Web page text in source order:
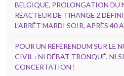
BELGIQUE, PROLONGATION DU
RÉACTEUR DE TIHANGE 2
L’ARRÊT MARDI SOIR, APRÈS 40
POUR UN RÉFÉRENDUM SUR LE
CIVIL : NI DÉBAT TRONQUÉ, NI
CONCERTATION !